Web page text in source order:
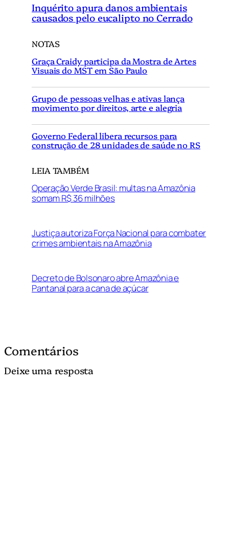
Inquérito apura danos ambientais
causados pelo eucalipto no Cerrado
NOTAS
Graça Craidy participa da Mostra de Artes
Visuais do MST em São Paulo
Grupo de pessoas velhas e ativas lança
movimento por direitos, arte e alegria
Governo Federal libera recursos para
construção de 28 unidades de saúde no RS
LEIA TAMBÉM
Operação Verde Brasil: multas na Amazônia
somam R$ 36 milhões
Justiça autoriza Força Nacional para combater
crimes ambientais na Amazônia
Decreto de Bolsonaro abre Amazônia e
Pantanal para a cana de açúcar
Comentários
Deixe uma resposta